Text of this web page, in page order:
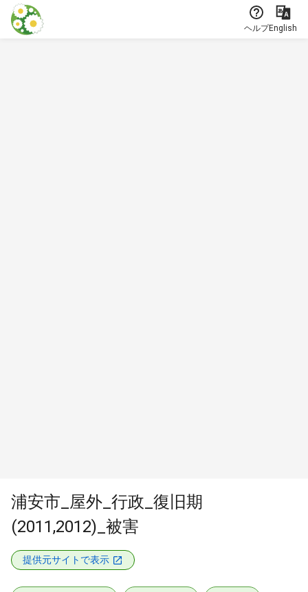
本文に飛ぶ
ヘルプEnglish
浦安市_屋外_行政_復旧期
(2011,2012)_被害
提供元サイトで表示